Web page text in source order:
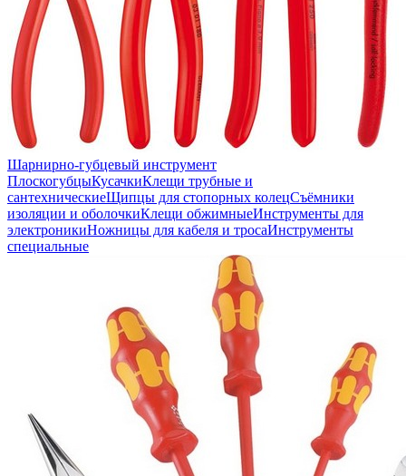
Шарнирно-губцевый инструмент
ПлоскогубцыКусачкиКлещи трубные и
сантехническиеЩипцы для стопорных колецСъёмники
изоляции и оболочкиКлещи обжимныеИнструменты для
электроникиНожницы для кабеля и тросаИнструменты
специальные